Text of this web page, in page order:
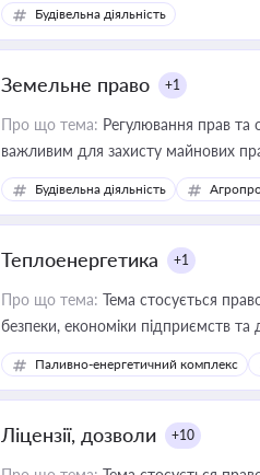
Будівельна діяльність
Земельне право +1
Про що тема: Регулювання прав та
важливим для захисту майнових
ресурсами
Будівельна діяльність
Теплоенергетика +1
Про що тема: Тема стосується
безпеки, економіки підприємств
Паливно-енергетичний комплекс
Ліцензії, дозволи +10